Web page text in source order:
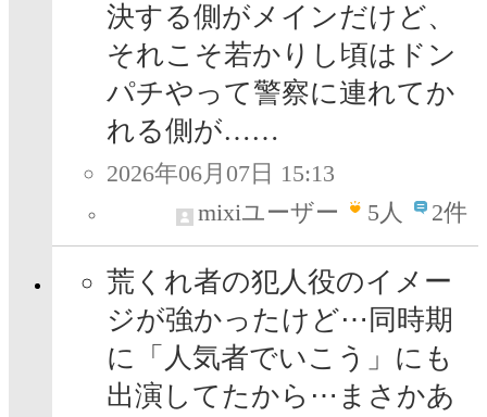
決する側がメインだけど、
それこそ若かりし頃はドン
パチやって警察に連れてか
れる側が……
2026年06月07日 15:13
mixiユーザー
5人 2件
荒くれ者の犯人役のイメー
ジが強かったけど⋯同時期
に「人気者でいこう」にも
出演してたから⋯まさかあ